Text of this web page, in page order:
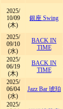
2025/
10/09
(木)
銀座 Swing
2025/
09/10
(水)
BACK IN
TIME
2025/
06/19
(木)
BACK IN
TIME
2025/
06/04
(水)
Jazz Bar 琥珀
2025/